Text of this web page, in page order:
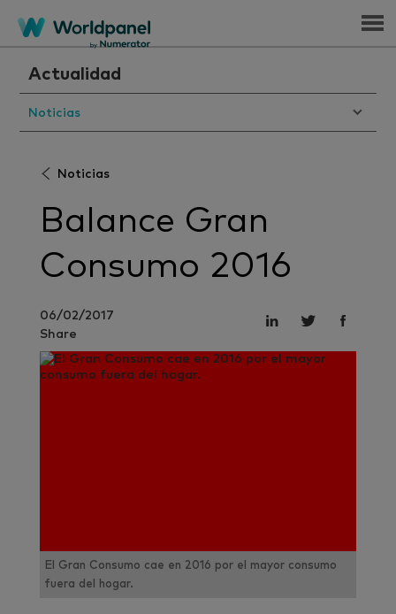
Menu
Actualidad
Noticias
Noticias
Balance Gran
Consumo 2016
06/02/2017
Share
El Gran Consumo cae en 2016 por el mayor consumo
fuera del hogar.